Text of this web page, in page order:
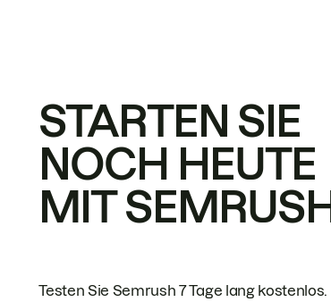
STARTEN SIE
NOCH HEUTE
MIT
Testen Sie Semrush 7 Tage lang kostenlos.